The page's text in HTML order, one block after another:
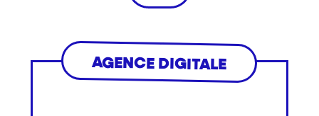
AGENCE DIGITALE